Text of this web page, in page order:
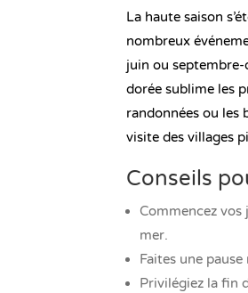
La haute saison
nombreux
juin ou
dorée sublime les
randonnées ou
visite des villages
Conseils
Commencez
mer.
Faites une
Privilégiez la fin